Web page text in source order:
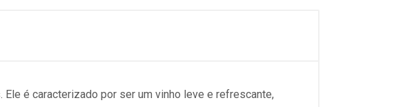
é caracterizado por ser um vinho leve e refrescante,